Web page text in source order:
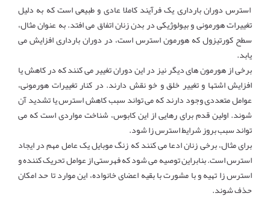
استرس دوران بارداری یک فرآیند کاملا عادی و طبیعی است که به دلیل
تغییرات هورمونی و بیولوژیکی در بدن زنان اتفاق می افتد. به عنوان مثال،
سطح کورتیزول که هورمون استرس است، در دوران بارداری افزایش می
یابد.
برخی از هورمون های دیگر نیز در این دوران تغییر می کنند که در کاهش یا
افزایش اشتها و تغییر خلق و خو نقش دارند. در کنار تغییرات هورمونی،
عوامل متعددی وجود دارند که می تواند سبب کاهش استرس یا تشدید آن
شوند. اولین قدم برای رهایی از این کابوس، شناخت مواردی است که می
تواند سبب بروز شرایط استرس زا شود.
برای مثال، برخی زنان ادعا می کنند که زنگ موبایل یک عامل مهم در ایجاد
استرس است. بنابراین توصیه می شود که فهرستی از عوامل تحریک کننده و
استرس زا تهیه و با مشورت با بقیه اعضای خانواده، این موارد تا حد امکان
حذف شوند.